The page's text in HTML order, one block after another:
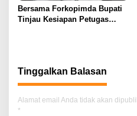
Bersama Forkopimda Bupati
Tinjau Kesiapan Petugas
Tinggalkan Balasan
Alamat email Anda tidak akan
*